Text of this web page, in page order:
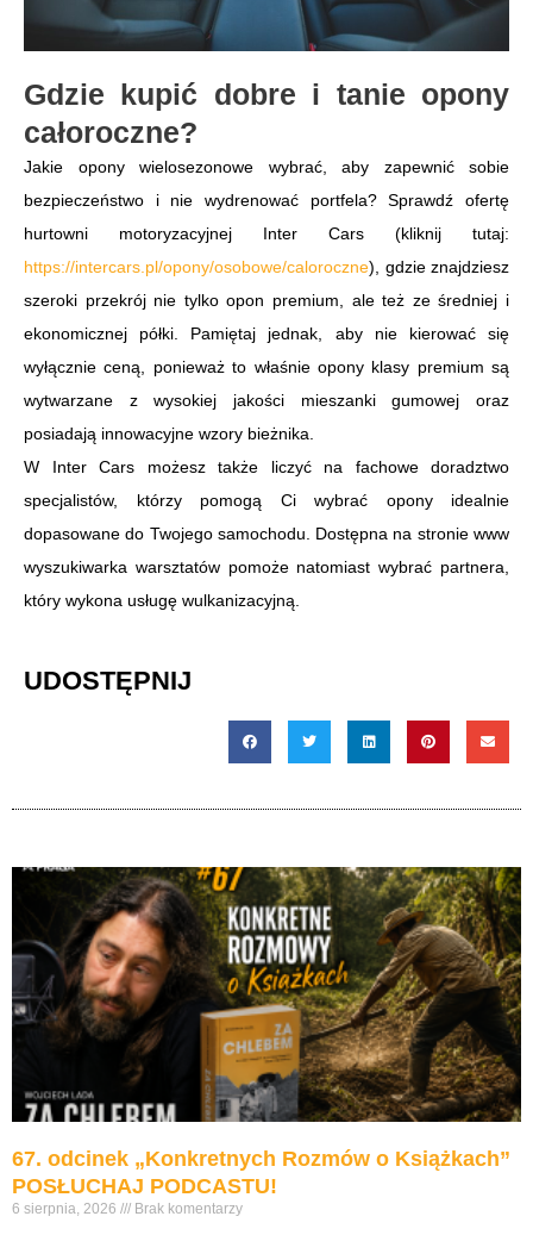
Gdzie kupić dobre i tanie opony
całoroczne?
Jakie opony wielosezonowe wybrać, aby zapewnić sobie
bezpieczeństwo i nie wydrenować portfela? Sprawdź ofertę
hurtowni motoryzacyjnej Inter Cars (kliknij tutaj:
https://intercars.pl/opony/osobowe/caloroczne), gdzie znajdziesz
szeroki przekrój nie tylko opon premium, ale też ze średniej i
ekonomicznej półki. Pamiętaj jednak, aby nie kierować się
wyłącznie ceną, ponieważ to właśnie opony klasy premium są
wytwarzane z wysokiej jakości mieszanki gumowej oraz
posiadają innowacyjne wzory bieżnika.
W Inter Cars możesz także liczyć na fachowe doradztwo
specjalistów, którzy pomogą Ci wybrać opony idealnie
dopasowane do Twojego samochodu. Dostępna na stronie www
wyszukiwarka warsztatów pomoże natomiast wybrać partnera,
który wykona usługę wulkanizacyjną.
UDOSTĘPNIJ
67. odcinek „Konkretnych Rozmów o Książkach”
POSŁUCHAJ PODCASTU!
6 sierpnia, 2026 Brak komentarzy